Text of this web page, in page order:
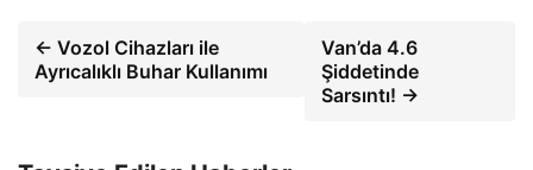
← Vozol Cihazları ile
Ayrıcalıklı Buhar Kullanımı
Van’da 4.6
Şiddetinde
Sarsıntı! →